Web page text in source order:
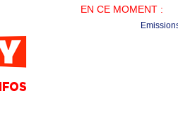
EN CE MOMENT :